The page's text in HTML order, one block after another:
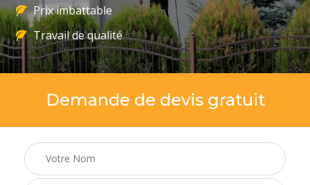
Prix imbattable
Travail de qualité
Demande de devis gratuit